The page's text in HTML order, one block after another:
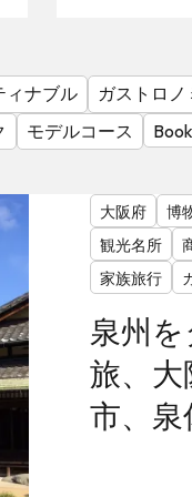
ィナブル ガストロノ
モデルコース
大阪府 博
観光名所
家族旅行
泉州
旅、大
市、泉